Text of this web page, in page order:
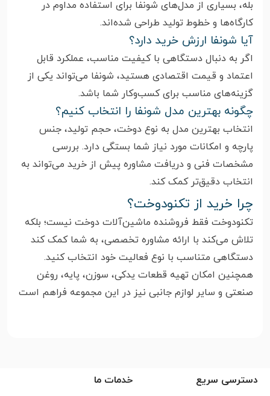
بله، بسیاری از مدل‌های شونفا برای استفاده مداوم در
کارگاه‌ها و خطوط تولید طراحی شده‌اند.
آیا شونفا ارزش خرید دارد؟
اگر به دنبال دستگاهی با کیفیت مناسب، عملکرد قابل
اعتماد و قیمت اقتصادی هستید، شونفا می‌تواند یکی از
گزینه‌های مناسب برای کسب‌وکار شما باشد.
چگونه بهترین مدل شونفا را انتخاب کنیم؟
انتخاب بهترین مدل به نوع دوخت، حجم تولید، جنس
پارچه و امکانات مورد نیاز شما بستگی دارد. بررسی
مشخصات فنی و دریافت مشاوره پیش از خرید می‌تواند به
انتخاب دقیق‌تر کمک کند.
چرا خرید از تکنودوخت؟
تکنودوخت فقط فروشنده ماشین‌آلات دوخت نیست؛ بلکه
تلاش می‌کند با ارائه مشاوره تخصصی، به شما کمک کند
دستگاهی متناسب با نوع فعالیت خود انتخاب کنید.
همچنین امکان تهیه قطعات یدکی، سوزن، پایه، روغن
صنعتی و سایر لوازم جانبی نیز در این مجموعه فراهم است
دسترسی سریع خدمات ما